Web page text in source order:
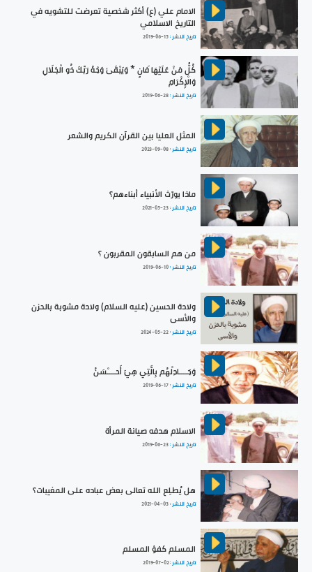
الامام علي (ع) أكثر شخصية تعرضت للتشويه في
التاريخ الاسلامي
تاريخ النشر :2019-06-15
كُلُّ مَنْ عَلَيْهَا فَانٍ * وَيَبْقَىٰ وَجْهُ رَبِّكَ ذُو الْجَلَالِ
وَالْإِكْرَامِ
تاريخ النشر :2019-06-28
المثل العليا بين القرآن الكريم والشعر
تاريخ النشر :2023-09-08
ماذا يورّث الأنبياء أبناءهم؟
تاريخ النشر :2021-05-23
من هم السابقون المقربون ؟
تاريخ النشر :2019-06-10
ولادة الحسين (عليه السلام) ولادة مشوبة بالحزن
والأسى
تاريخ النشر :2024-05-22
وَجَــــادِلْهُم بِالَّتِي هِيَ أَحــــْسَنُ
تاريخ النشر :2019-06-17
الاسلام هدفه صيانة المرأة
تاريخ النشر :2019-06-23
هل يُطلِع الله تعالى بعض عباده على المغيبات؟
تاريخ النشر :2021-04-03
المسلم كفؤ المسلم
تاريخ النشر :2019-07-02